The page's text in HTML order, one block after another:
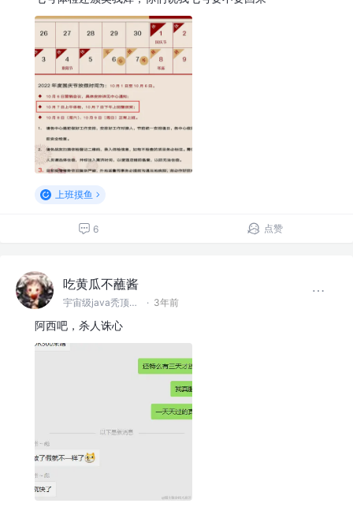
上班摸鱼
6 点赞
吃黄瓜不蘸酱
宇宙级java秃顶程序员 · 3年前
阿西吧，杀人诛心